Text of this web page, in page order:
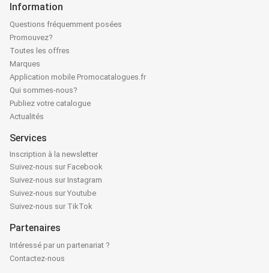
Information
Questions fréquemment posées
Promouvez?
Toutes les offres
Marques
Application mobile Promocatalogues.fr
Qui sommes-nous?
Publiez votre catalogue
Actualités
Services
Inscription à la newsletter
Suivez-nous sur Facebook
Suivez-nous sur Instagram
Suivez-nous sur Youtube
Suivez-nous sur TikTok
Partenaires
Intéressé par un partenariat ?
Contactez-nous